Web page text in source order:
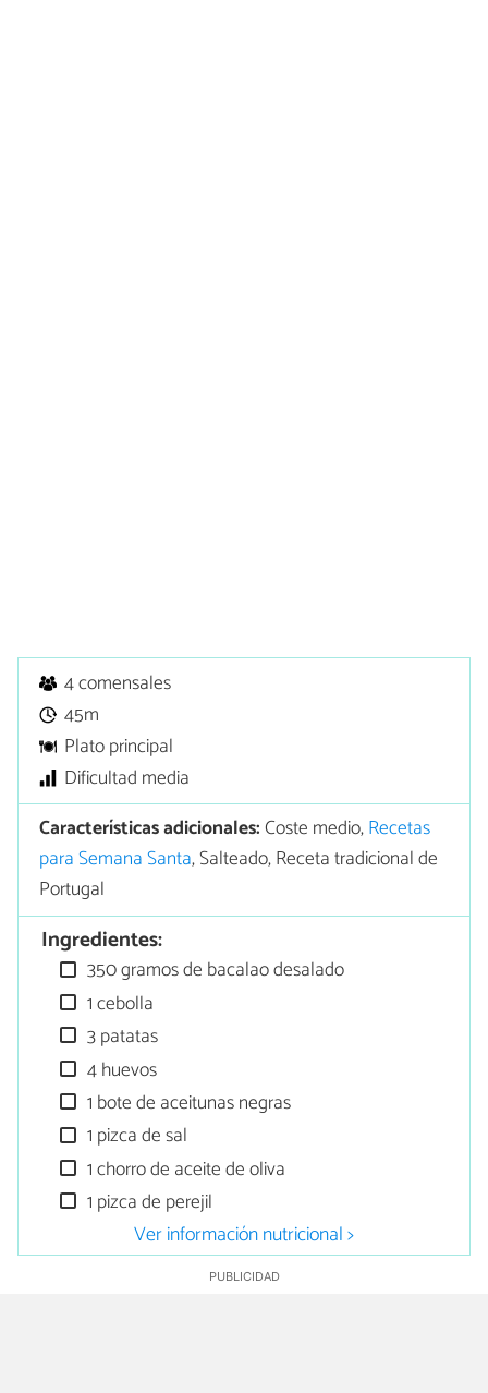
4 comensales
45m
Plato principal
Dificultad media
Características adicionales:Coste medio,Recetas
para Semana Santa, Salteado, Receta tradicional de
Portugal
Ingredientes:
350 gramos de bacalao desalado
1 cebolla
3 patatas
4 huevos
1 bote de aceitunas negras
1 pizca de sal
1 chorro de aceite de oliva
1 pizca de perejil
Ver información nutricional >